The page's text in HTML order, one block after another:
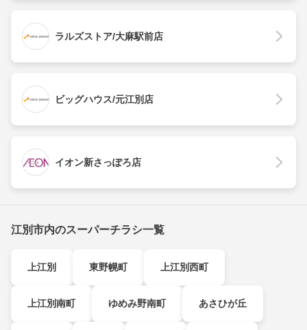
ラルズストア/大麻駅前店
ビッグハウス/元江別店
イオン新さっぽろ店
江別市内のスーパーチラシ一覧
上江別 東野幌町 上江別西町
上江別南町 ゆめみ野南町 あさひが丘